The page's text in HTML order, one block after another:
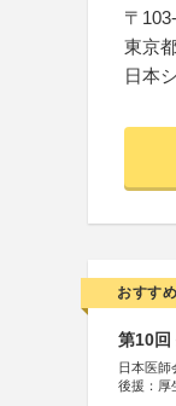
〒
東京
日本
おすす
第10回
日本医師
後援：厚